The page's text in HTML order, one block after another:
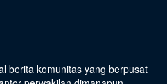
berita komunitas yang berpusat